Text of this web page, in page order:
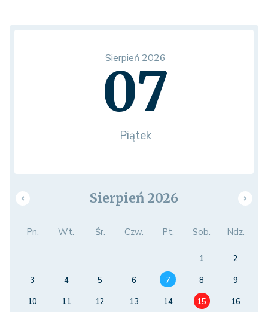
Sierpień 2026
07
Piątek
Sierpień 2026
Pn. Wt. Śr. Czw. Pt. Sob. Ndz.
1
2
3
4 5 6 7 8
9
10
11 12 13 14 15
16